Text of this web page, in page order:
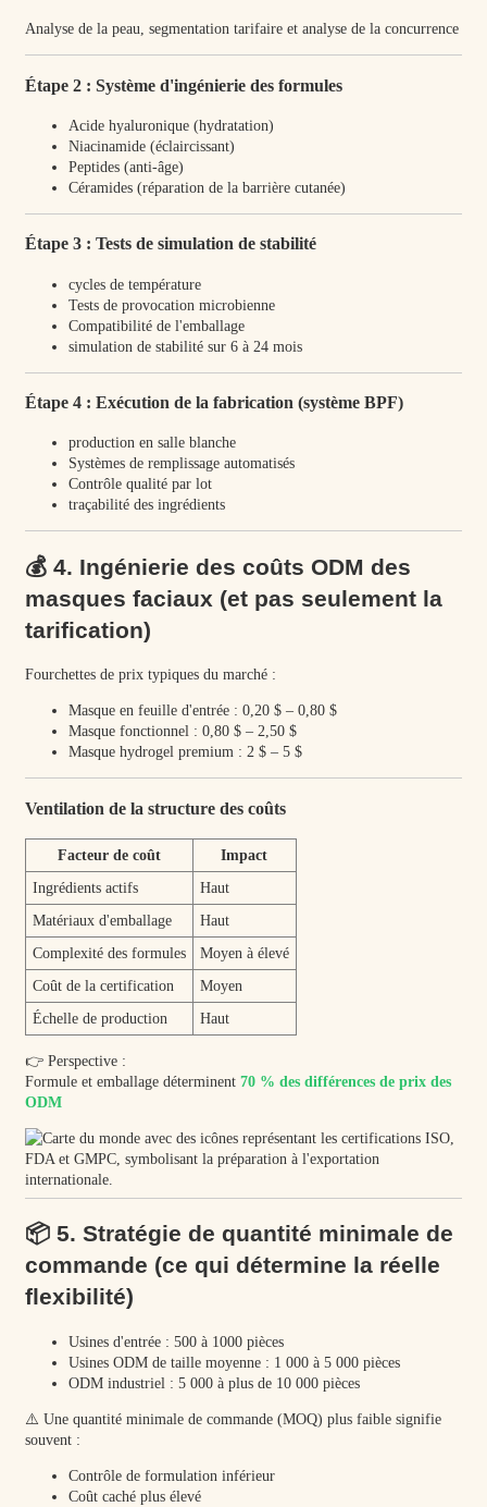
Analyse de la peau, segmentation tarifaire et analyse de la concurrence
Étape 2 : Système d'ingénierie des formules
Acide hyaluronique (hydratation)
Niacinamide (éclaircissant)
Peptides (anti-âge)
Céramides (réparation de la barrière cutanée)
Étape 3 : Tests de simulation de stabilité
cycles de température
Tests de provocation microbienne
Compatibilité de l'emballage
simulation de stabilité sur 6 à 24 mois
Étape 4 : Exécution de la fabrication (système BPF)
production en salle blanche
Systèmes de remplissage automatisés
Contrôle qualité par lot
traçabilité des ingrédients
💰 4. Ingénierie des coûts ODM des
masques faciaux (et pas seulement la
tarification)
Fourchettes de prix typiques du marché :
Masque en feuille d'entrée : 0,20 $ – 0,80 $
Masque fonctionnel : 0,80 $ – 2,50 $
Masque hydrogel premium : 2 $ – 5 $
Ventilation de la structure des coûts
Facteur de coût
Impact
Ingrédients actifs
Haut
Matériaux d'emballage
Haut
Complexité des formules
Moyen à élevé
Coût de la certification
Moyen
Échelle de production
Haut
👉 Perspective :
Formule et emballage déterminent 70 % des différences de prix des
ODM
📦 5. Stratégie de quantité minimale de
commande (ce qui détermine la réelle
flexibilité)
Usines d'entrée : 500 à 1000 pièces
Usines ODM de taille moyenne : 1 000 à 5 000 pièces
ODM industriel : 5 000 à plus de 10 000 pièces
⚠️ Une quantité minimale de commande (MOQ) plus faible signifie
souvent :
Contrôle de formulation inférieur
Coût caché plus élevé